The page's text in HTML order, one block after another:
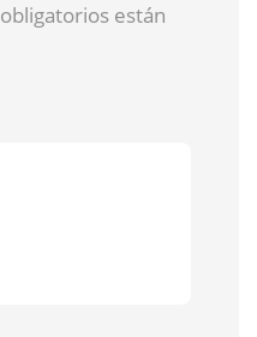
están